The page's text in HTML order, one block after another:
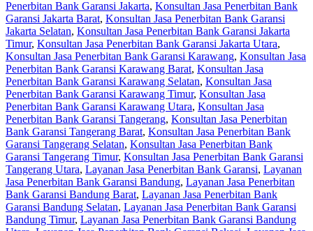
Penerbitan Bank Garansi Jakarta, Konsultan Jasa Penerbitan Bank
Garansi Jakarta Barat, Konsultan Jasa Penerbitan Bank Garansi
Jakarta Selatan, Konsultan Jasa Penerbitan Bank Garansi Jakarta
Timur, Konsultan Jasa Penerbitan Bank Garansi Jakarta Utara,
Konsultan Jasa Penerbitan Bank Garansi Karawang, Konsultan Jasa
Penerbitan Bank Garansi Karawang Barat, Konsultan Jasa
Penerbitan Bank Garansi Karawang Selatan, Konsultan Jasa
Penerbitan Bank Garansi Karawang Timur, Konsultan Jasa
Penerbitan Bank Garansi Karawang Utara, Konsultan Jasa
Penerbitan Bank Garansi Tangerang, Konsultan Jasa Penerbitan
Bank Garansi Tangerang Barat, Konsultan Jasa Penerbitan Bank
Garansi Tangerang Selatan, Konsultan Jasa Penerbitan Bank
Garansi Tangerang Timur, Konsultan Jasa Penerbitan Bank Garansi
Tangerang Utara, Layanan Jasa Penerbitan Bank Garansi, Layanan
Jasa Penerbitan Bank Garansi Bandung, Layanan Jasa Penerbitan
Bank Garansi Bandung Barat, Layanan Jasa Penerbitan Bank
Garansi Bandung Selatan, Layanan Jasa Penerbitan Bank Garansi
Bandung Timur, Layanan Jasa Penerbitan Bank Garansi Bandung